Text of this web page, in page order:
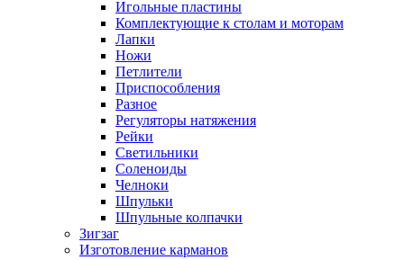
Игольные пластины
Комплектующие к столам и моторам
Лапки
Ножи
Петлители
Приспособления
Разное
Регуляторы натяжения
Рейки
Светильники
Соленоиды
Челноки
Шпульки
Шпульные колпачки
Зигзаг
Изготовление карманов